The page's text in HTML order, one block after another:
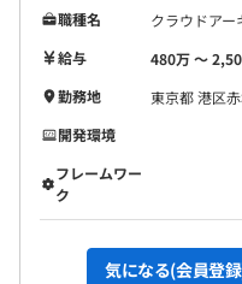
職種名
クラウドア
給与
480万 〜
勤務地
東京都 港区
開発環境
フレームワー
ク
気になる(会員登